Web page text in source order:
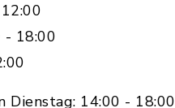
- 18:00
Dienstag: 14:00 - 18:00